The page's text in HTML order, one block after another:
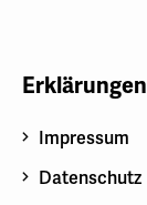
Erklärungen
Impressum
Datenschutz